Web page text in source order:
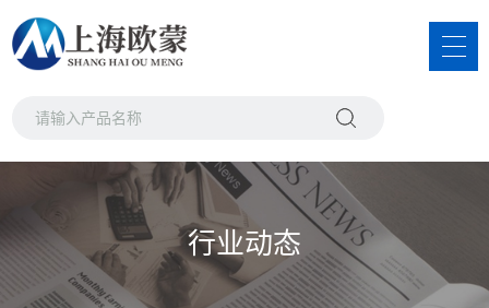
行业动态